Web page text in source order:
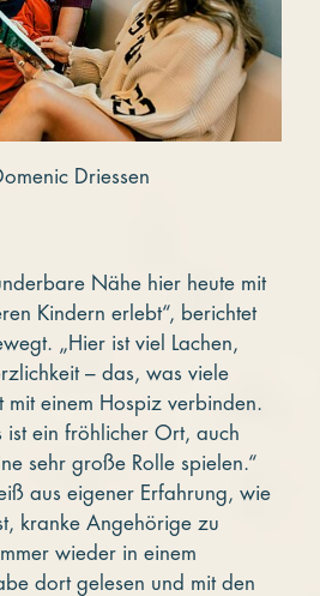
Driessen
Nähe hier heute mit
Kindern erlebt“, berichtet
„Hier ist viel Lachen,
– das, was viele
mit einem Hospiz verbinden.
ist ein fröhlicher Ort, auch
sehr große Rolle spielen.“
aus eigener Erfahrung, wie
kranke Angehörige zu
wieder in einem
dort gelesen und mit den